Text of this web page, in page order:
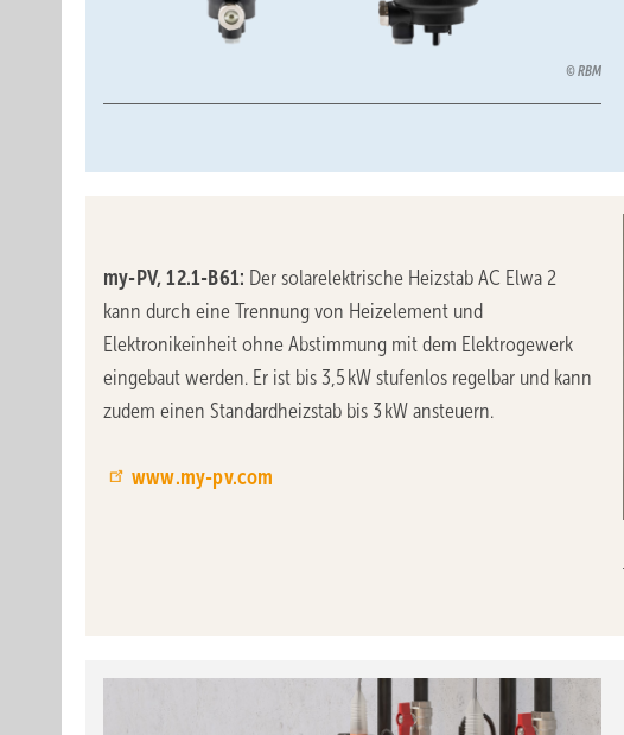
RBM
my-PV, 12.1-B61: Der solarelektrische Heizstab AC Elwa 2
kann durch eine Trennung von Heizelement und
Elektronikeinheit ohne Abstimmung mit dem Elektrogewerk
eingebaut werden. Er ist bis 3,5 kW stufenlos regelbar und kann
zudem einen Standardheizstab bis 3 kW ansteuern.
www.my-pv.com